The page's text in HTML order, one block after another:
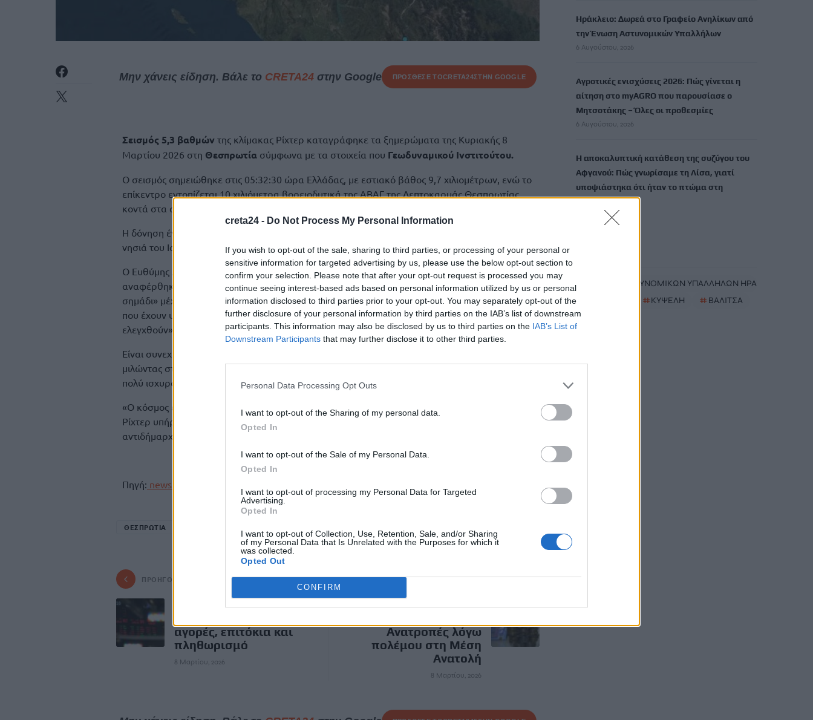
creta24 - Do Not Process My Personal Information
If you wish to opt-out of the sale, sharing to third parties, or processing of your personal or
sensitive information for targeted advertising by us, please use the below opt-out section to
confirm your selection. Please note that after your opt-out request is processed you may
continue seeing interest-based ads based on personal information utilized by us or personal
information disclosed to third parties prior to your opt-out. You may separately opt-out of the
further disclosure of your personal information by third parties on the IAB’s list of downstream
participants. This information may also be disclosed by us to third parties on the IAB’s List of
Downstream Participants that may further disclose it to other third parties.
Personal Data Processing Opt Outs
I want to opt-out of the Sharing of my personal data.
Opted In
I want to opt-out of the Sale of my Personal Data.
Opted In
I want to opt-out of processing my Personal Data for Targeted
Advertising.
Opted In
I want to opt-out of Collection, Use, Retention, Sale, and/or Sharing
of my Personal Data that Is Unrelated with the Purposes for which it
was collected.
Opted Out
CONFIRM
Μην χάνεις είδηση. Βάλε το CRETA24στην Google ΠΡΟΣΘΕΣΕ ΤΟCRETA24ΣΤΗΝ GOOGLE
Σεισμός 5,3 βαθμών της κλίμακας Ρίχτερ καταγράφηκε τα ξημερώματα της Κυριακής 8
Μαρτίου 2026 στη Θεσπρωτία σύμφωνα με τα στοιχεία που Γεωδυναμικού Ινστιτούτου.
Ο σεισμός σημειώθηκε στις 05:32:30 ώρα Ελλάδας, με εστιακό βάθος 9,7 χιλιομέτρων, ενώ το
επίκεντρο εντοπίζεται 10 χιλιόμετρα βορειοδυτικά της ΑΒΑΓ της Λεπτοκαρυάς Θεσπρωτίας,
κοντά στα σύνορα με την Αλβανία.
H δόνηση έγινε αισθητή σε αρκετές περιοχές της Ηπείρου και της Θεσσαλίας, καθώς και στα
νησιά του Ιονίου.
Ο Ευθύμης Λέκκας , μίλησε στοΕΡΤnews,τονίζοντας το μικρό εστιακό βάθος του σεισμού και
αναφέρθηκε σε διαδοχικές δονήσεις 4,7 και 3,4 βαθμών της κλίμακας Ρίχτερ, που είναι «καλό
σημάδι» μέχρι να αποσαφηνιστεί εάν η δόνηση των 534 Ρίχτερ είναι ο κύριος σεισμός. «Σπίτια
που έχουν υποστεί έστω και ελάχιστη ζημιά καλό είναι να μην χρησιμοποιούνται πριν
ελεγχθούν», τόνισε ο κ. Λέκκας.
Είναι συνεχείς οι μετασεισμοί και μέχρι στιγμής δεν έχουν αναφερθεί προβλήματα, είπε,
μιλώντας στο ΕΡΤnews, ο Περιφερειάρχης Ηπείρου, Αλέξανδρος Καχριμάνης περιγράφοντας
πολύ ισχυρό σεισμό στον Δήμο Ζίτσας.
«Ο κόσμος έχει βγει έξω, είναι τρομαγμένος, και όπως συμβαίνει με σεισμούς άνω των 5
Ρίχτερ υπήρξε διακοπή ηλεκτροδότησης», δήλωσε στο ΕΡΤnews, ο Ευθύμιος Χρυσοστόμου
αντιδήμαρχος Πολιτικής Προστασίας του Δήμου Ιωαννίνων.
Πηγή: newsit.gr
ΘΕΣΠΡΩΤΙΑ
ΠΡΟΗΓΟΎΜΕΝΟ
Τι σημαίνει ο πόλεμος
αγορές, επιτόκια και
πληθωρισμό
8 Μαρτίου, 2026
ΕΠΌΜΕΝΟ
Από επίδομα Πάσχα
Ανατροπές λόγω
πολέμου στη Μέση
Ανατολή
8 Μαρτίου, 2026
Ηράκλειο: Δωρεά στο Γραφείο Ανηλίκων από
την Ένωση Αστυνομικών Υπαλλήλων
6 Αυγούστου, 2026
Αγροτικές ενισχύσεις 2026: Πώς γίνεται η
αίτηση στο myAGRO που παρουσίασε ο
Μητσοτάκης – Όλες οι προθεσμίες
6 Αυγούστου, 2026
Η αποκαλυπτική κατάθεση της συζύγου του
Αφγανού: Πώς γνωρίσαμε τη Λίσα, γιατί
υποψιάστηκα ότι ήταν το πτώμα στη
βαλίτσα
6 Αυγούστου, 2026
ΕΝΩΣΗ ΑΣΤΥΝΟΜΙΚΩΝ ΥΠΑΛΛΗΛΩΝ ΗΡΑΚΛΕΙΟΥ
#ΚΥΨΕΛΗ # ΒΑΛΙΤΣΑ